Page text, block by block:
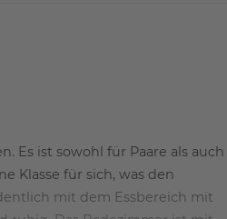
Es ist sowohl für Paare als auch
Klasse für sich, was den
mit dem Essbereich mit